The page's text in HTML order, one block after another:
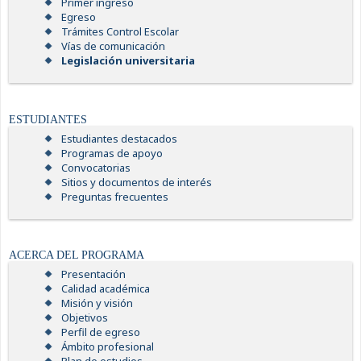
Egreso
Trámites Control Escolar
Vías de comunicación
Legislación universitaria
ESTUDIANTES
Estudiantes destacados
Programas de apoyo
Convocatorias
Sitios y documentos de interés
Preguntas frecuentes
ACERCA DEL PROGRAMA
Presentación
Calidad académica
Misión y visión
Objetivos
Perfil de egreso
Ámbito profesional